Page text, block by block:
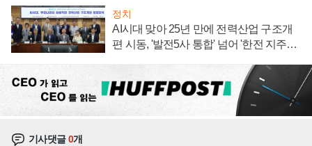
정치
AI시대 맞아 25년 만에 전력산업 구조개
편 시동, '발전5사 통합' 넘어 '한전 지주사'
기사댓글0개